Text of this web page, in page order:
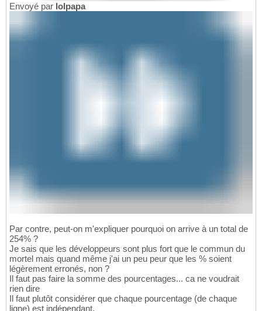
Envoyé par lolpapa
Par contre, peut-on m'expliquer pourquoi on arrive à un total de
254% ?
Je sais que les développeurs sont plus fort que le commun du
mortel mais quand même j'ai un peu peur que les % soient
légèrement erronés, non ?
Il faut pas faire la somme des pourcentages... ca ne voudrait
rien dire
Il faut plutôt considérer que chaque pourcentage (de chaque
ligne) est indépendant.